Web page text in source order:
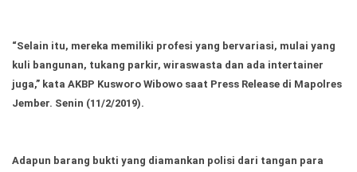
“Selain itu, mereka memiliki profesi yang bervariasi, mulai yang
kuli bangunan, tukang parkir, wiraswasta dan ada intertainer
juga,” kata AKBP Kusworo Wibowo saat Press Release di Mapolres
Jember. Senin (11/2/2019).
Adapun barang bukti yang diamankan polisi dari tangan para